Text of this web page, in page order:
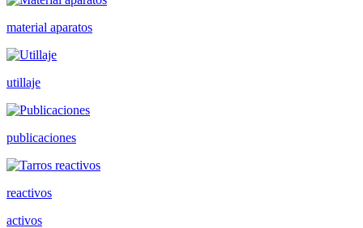
material aparatos
utillaje
publicaciones
reactivos
activos